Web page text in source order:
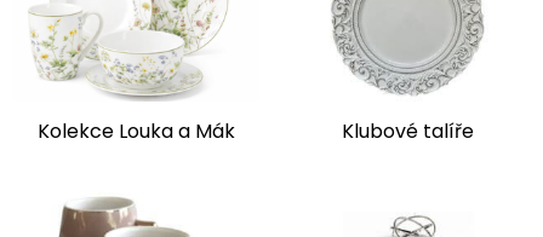
Kolekce Louka a Mák Klubové talíře